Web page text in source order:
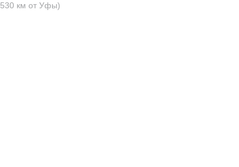
км от Уфы)